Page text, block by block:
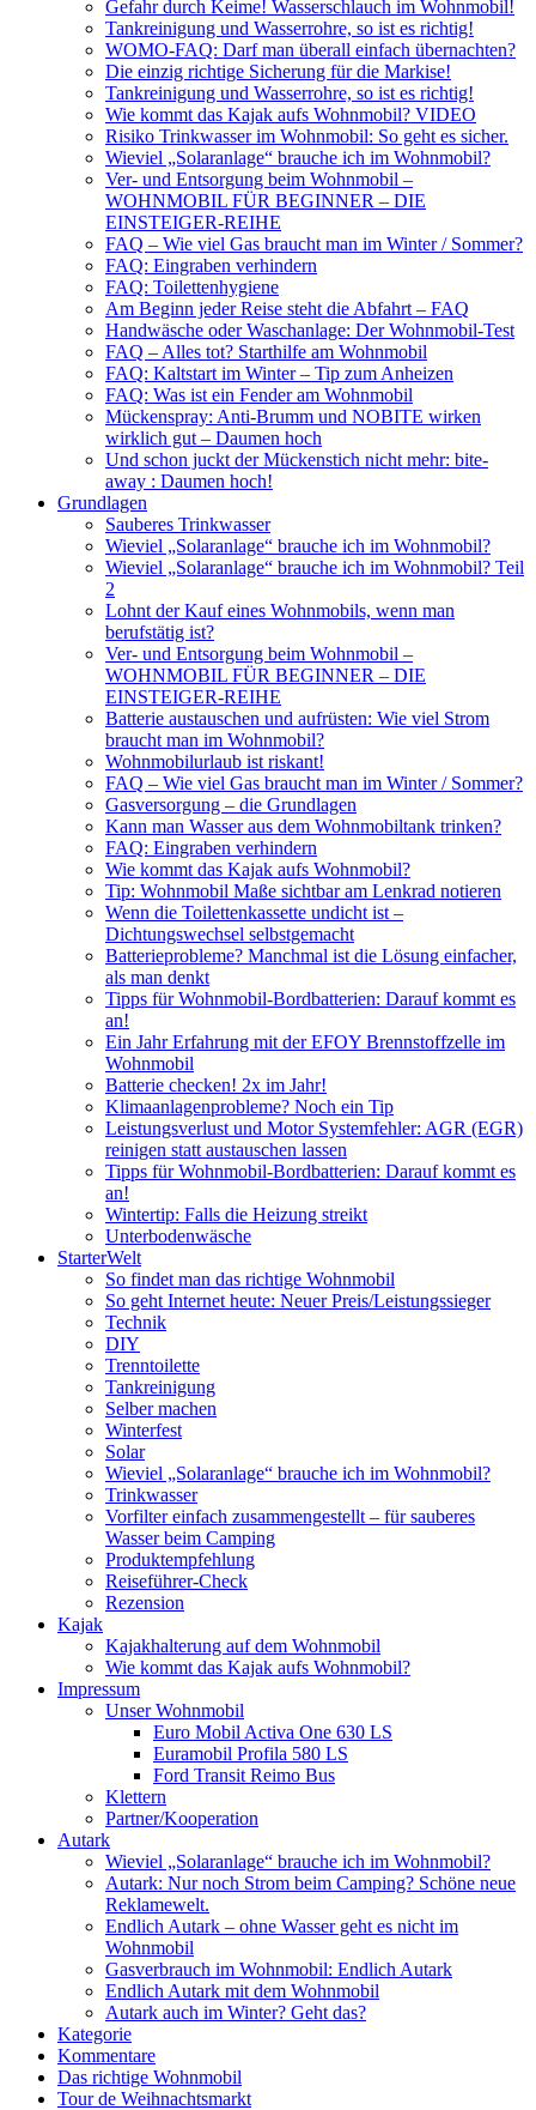
Gefahr durch Keime! Wasserschlauch im Wohnmobil!
Tankreinigung und Wasserrohre, so ist es richtig!
WOMO-FAQ: Darf man überall einfach übernachten?
Die einzig richtige Sicherung für die Markise!
Tankreinigung und Wasserrohre, so ist es richtig!
Wie kommt das Kajak aufs Wohnmobil? VIDEO
Risiko Trinkwasser im Wohnmobil: So geht es sicher.
Wieviel „Solaranlage“ brauche ich im Wohnmobil?
Ver- und Entsorgung beim Wohnmobil –
WOHNMOBIL FÜR BEGINNER – DIE
EINSTEIGER-REIHE
FAQ – Wie viel Gas braucht man im Winter / Sommer?
FAQ: Eingraben verhindern
FAQ: Toilettenhygiene
Am Beginn jeder Reise steht die Abfahrt – FAQ
Handwäsche oder Waschanlage: Der Wohnmobil-Test
FAQ – Alles tot? Starthilfe am Wohnmobil
FAQ: Kaltstart im Winter – Tip zum Anheizen
FAQ: Was ist ein Fender am Wohnmobil
Mückenspray: Anti-Brumm und NOBITE wirken
wirklich gut – Daumen hoch
Und schon juckt der Mückenstich nicht mehr: bite-
away : Daumen hoch!
Grundlagen
Sauberes Trinkwasser
Wieviel „Solaranlage“ brauche ich im Wohnmobil?
Wieviel „Solaranlage“ brauche ich im Wohnmobil? Teil
2
Lohnt der Kauf eines Wohnmobils, wenn man
berufstätig ist?
Ver- und Entsorgung beim Wohnmobil –
WOHNMOBIL FÜR BEGINNER – DIE
EINSTEIGER-REIHE
Batterie austauschen und aufrüsten: Wie viel Strom
braucht man im Wohnmobil?
Wohnmobilurlaub ist riskant!
FAQ – Wie viel Gas braucht man im Winter / Sommer?
Gasversorgung – die Grundlagen
Kann man Wasser aus dem Wohnmobiltank trinken?
FAQ: Eingraben verhindern
Wie kommt das Kajak aufs Wohnmobil?
Tip: Wohnmobil Maße sichtbar am Lenkrad notieren
Wenn die Toilettenkassette undicht ist –
Dichtungswechsel selbstgemacht
Batterieprobleme? Manchmal ist die Lösung einfacher,
als man denkt
Tipps für Wohnmobil-Bordbatterien: Darauf kommt es
an!
Ein Jahr Erfahrung mit der EFOY Brennstoffzelle im
Wohnmobil
Batterie checken! 2x im Jahr!
Klimaanlagenprobleme? Noch ein Tip
Leistungsverlust und Motor Systemfehler: AGR (EGR)
reinigen statt austauschen lassen
Tipps für Wohnmobil-Bordbatterien: Darauf kommt es
an!
Wintertip: Falls die Heizung streikt
Unterbodenwäsche
StarterWelt
So findet man das richtige Wohnmobil
So geht Internet heute: Neuer Preis/Leistungssieger
Technik
DIY
Trenntoilette
Tankreinigung
Selber machen
Winterfest
Solar
Wieviel „Solaranlage“ brauche ich im Wohnmobil?
Trinkwasser
Vorfilter einfach zusammengestellt – für sauberes
Wasser beim Camping
Produktempfehlung
Reiseführer-Check
Rezension
Kajak
Kajakhalterung auf dem Wohnmobil
Wie kommt das Kajak aufs Wohnmobil?
Impressum
Unser Wohnmobil
Euro Mobil Activa One 630 LS
Euramobil Profila 580 LS
Ford Transit Reimo Bus
Klettern
Partner/Kooperation
Autark
Wieviel „Solaranlage“ brauche ich im Wohnmobil?
Autark: Nur noch Strom beim Camping? Schöne neue
Reklamewelt.
Endlich Autark – ohne Wasser geht es nicht im
Wohnmobil
Gasverbrauch im Wohnmobil: Endlich Autark
Endlich Autark mit dem Wohnmobil
Autark auch im Winter? Geht das?
Kategorie
Kommentare
Das richtige Wohnmobil
Tour de Weihnachtsmarkt